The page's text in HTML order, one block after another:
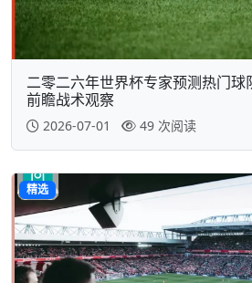
二零二六年世界杯专家预测热门
前瞻战术观察
2026-07-01 49 次阅读
精选